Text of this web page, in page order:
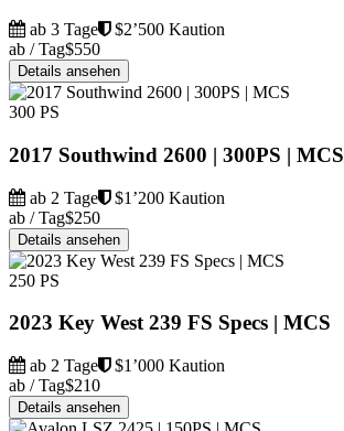
ab 3 Tage
$2’500 Kaution
ab / Tag$550
Details ansehen
300 PS
2017 Southwind 2600 | 300PS | MCS
ab 2 Tage
$1’200 Kaution
ab / Tag$250
Details ansehen
250 PS
2023 Key West 239 FS Specs | MCS
ab 2 Tage
$1’000 Kaution
ab / Tag$210
Details ansehen